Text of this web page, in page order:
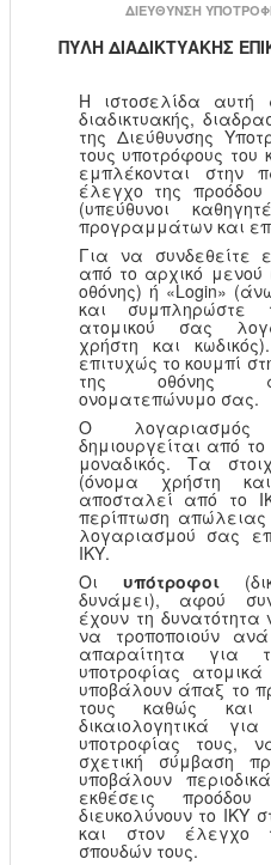
ΔΙΕΥΘΥΝΣΗ
ΠΥΛΗ ΔΙΑΔΙΚΤΥΑΚΗΣ
Η ιστοσελίδα αυτή
διαδικτυακής,
της Διεύθυνσης
τους υποτρόφους του
εμπλέκονται στην
έλεγχο της
(υπεύθυνοι
προγραμμάτων και
Για να συνδεθείτε
από το αρχικό
οθόνης) ή «Login»
και συμπληρώστε
ατομικού σας
χρήστη και
επιτυχώς το κουμπί
της οθόνης
ονοματεπώνυμο σας.
Ο
δημιουργείται από
μοναδικός. Τα
(όνομα χρήστη
αποσταλεί από το
περίπτωση απώλειας
λογαριασμού σας
ΙΚΥ.
Οι υπότροφοι
δυνάμει), αφού
έχουν τη
να τροποποιούν
απαραίτητα για
υποτροφίας
υποβάλουν άπαξ το
τους καθώς και
δικαιολογητικά
υποτροφίας τους,
σχετική σύμβαση
υποβάλουν
εκθέσεις
διευκολύνουν το ΙΚΥ
και στον έλεγχο
σπουδών τους.